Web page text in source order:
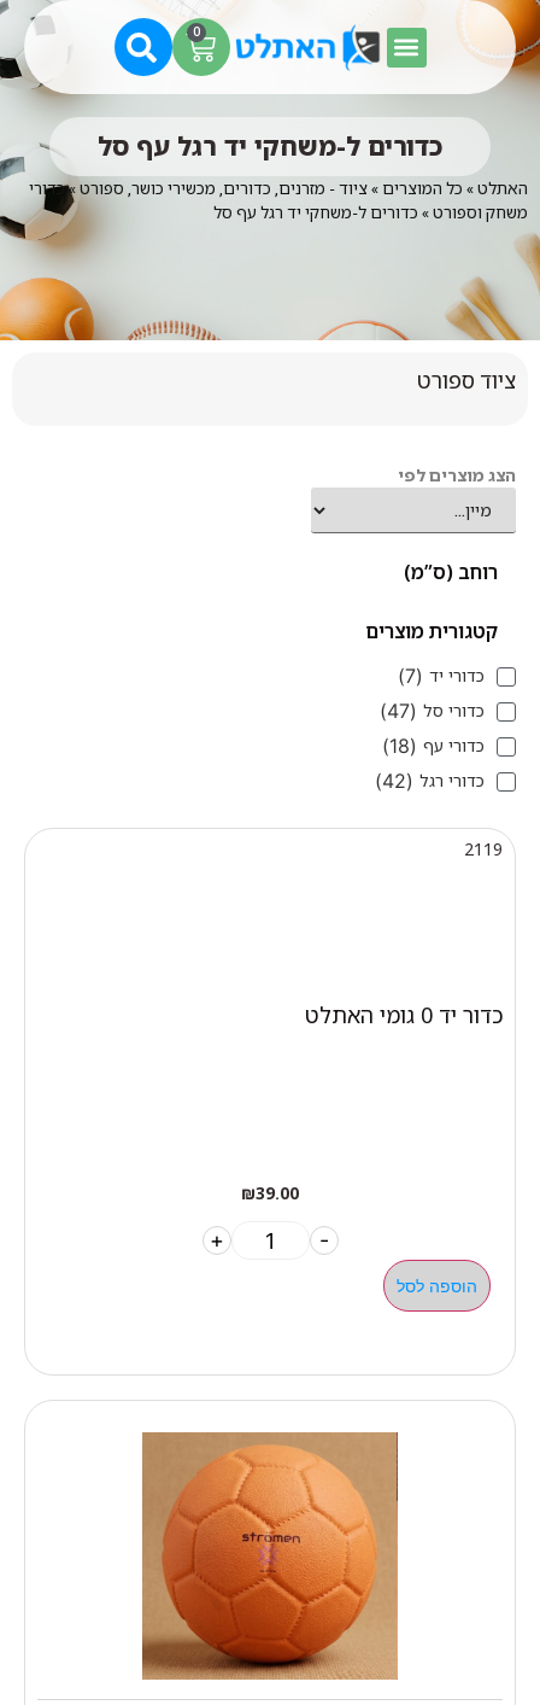
0
כדורים ל-משחקי יד רגל עף סל
האתלט» כל המוצרים »ציוד - מזרנים, כדורים, מכשירי כושר, ספורט»כדורי
משחק וספורט» כדורים ל-משחקי יד רגל עף סל
ציוד ספורט
הצג מוצרים לפי
רוחב (ס”מ)
קטגורית מוצרים
כדורי יד (
7
)
כדורי סל (
47
)
כדורי עף (
18
)
כדורי רגל (
42
)
2119
כדור יד 0 גומי האתלט
₪39.00
-
+
הוספה לסל